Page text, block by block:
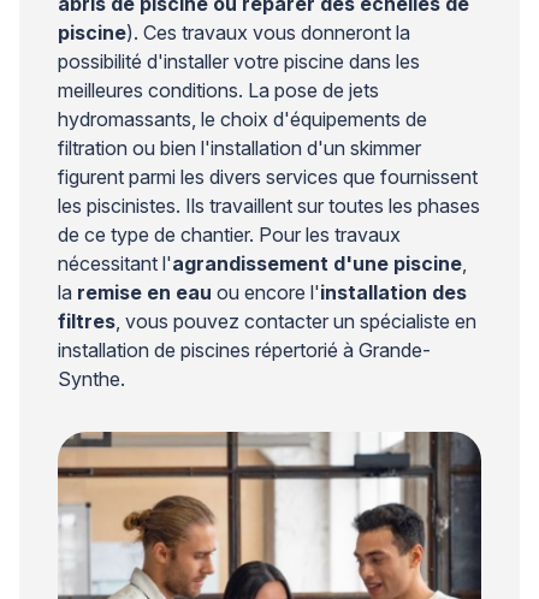
piscine). Ces travaux vous donneront la
possibilité d'installer votre piscine dans les
meilleures conditions. La pose de jets
hydromassants, le choix d'équipements de
filtration ou bien l'installation d'un skimmer
figurent parmi les divers services que fournissent
les piscinistes. Ils travaillent sur toutes les phases
de ce type de chantier. Pour les travaux
nécessitant l'agrandissement d'une piscine
la remise en eau ou encore l'installation des
filtres , vous pouvez contacter un spécialiste en
installation de piscines répertorié à Grande-
Synthe.